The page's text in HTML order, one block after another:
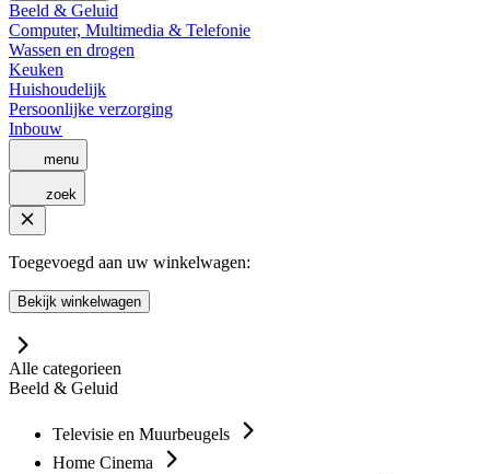
Beeld & Geluid
Computer, Multimedia & Telefonie
Wassen en drogen
Keuken
Huishoudelijk
Persoonlijke verzorging
Inbouw
menu
zoek
Toegevoegd aan uw winkelwagen:
Bekijk winkelwagen
Alle categorieen
Beeld & Geluid
Televisie en Muurbeugels
Home Cinema